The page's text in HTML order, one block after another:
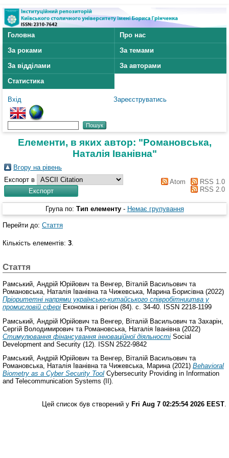
Головна
Про нас
За роками
За темами
За відділами
За авторами
Статистика
Вхід Зареєструватись
Елементи, в яких автор: "Романовська,
Наталія Іванівна"
Вгору на рівень
Експорт в
Atom
RSS 1.0
RSS 2.0
Група по: Тип елементу - Немає групування
Перейти до: Стаття
Кількість елементів: 3.
Стаття
Рамський, Андрій Юрійович та Венгер, Віталій Васильович та
Романовська, Наталія Іванівна та Чижевська, Mарина Борисівна (2022)
Пріоритетні напрями українсько-китайського співробітництва у
промисловій сфері Економіка і регіон (84). с. 34-40. ISSN 2218-1199
Рамський, Андрій Юрійович та Венгер, Віталій Васильович та Захарін,
Сергій Володимирович та Романовська, Наталія Іванівна (2022)
Стимулювання фінансування інноваційної діяльності Social
Development and Security (12). ISSN 2522-9842
Рамський, Андрій Юрійович та Венгер, Віталій Васильович та
Романовська, Наталія Іванівната Чижевська, Марина(2021) Behavioral
Biometry as a Cyber Security Tool Cybersecurity Providing in Information
and Telecommunication Systems (II).
Цей список був створений у Fri Aug 7 02:25:54 2026 EEST.